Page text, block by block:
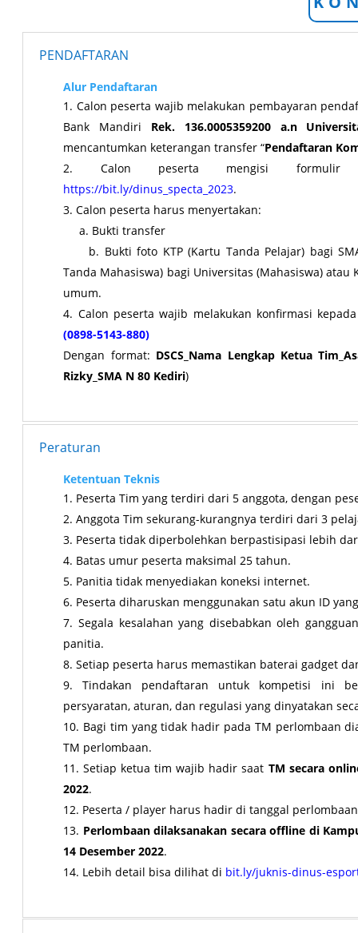
PENDAFTARAN
Alur Pendaftaran
Calon peserta wajib melakukan pembayaran
Bank Mandiri Rek. 136.0005359200 a.n
mencantumkan keterangan transfer “Pendaftaran
Calon peserta mengisi
https://bit.ly/dinus_specta_2023.
Calon peserta harus menyertakan:
a. Bukti transfer
b. Bukti foto KTP (Kartu Tanda Pelajar) bagi
Tanda Mahasiswa) bagi Universitas (Mahasiswa) atau
umum.
Calon peserta wajib melakukan konfirmasi
(0898-5143-880)
Dengan format: DSCS_Nama Lengkap Ketua
Rizky_SMA N 80 Kediri)
Peraturan
Ketentuan Teknis
Peserta Tim yang terdiri dari 5 anggota, dengan
Anggota Tim sekurang-kurangnya terdiri dari 3
Peserta tidak diperbolehkan berpastisipasi lebih
Batas umur peserta maksimal 25 tahun.
Panitia tidak menyediakan koneksi internet.
Peserta diharuskan menggunakan satu akun ID
Segala kesalahan yang disebabkan oleh
panitia.
Setiap peserta harus memastikan baterai gadget
Tindakan pendaftaran untuk kompetisi ini
persyaratan, aturan, dan regulasi yang dinyatakan
Bagi tim yang tidak hadir pada TM perlombaan
TM perlombaan.
Setiap ketua tim wajib hadir saat TM secara
2022.
Peserta / player harus hadir di tanggal
Perlombaan dilaksanakan secara offline di
14 Desember 2022.
Lebih detail bisa dilihat di bit.ly/juknis-dinus-